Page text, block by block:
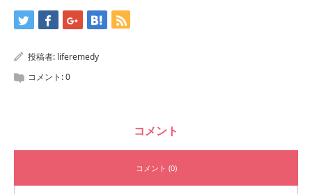
投稿者: liferemedy
コメント:0
コメント
コメント (0)